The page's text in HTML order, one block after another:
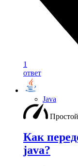
1
ответ
Java
Простой
Как
java?